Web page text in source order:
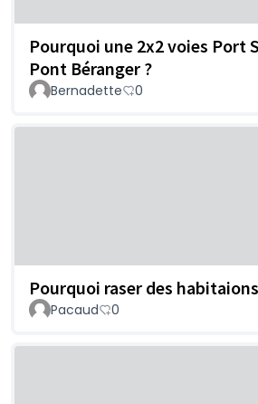
Pourquoi une 2x2 voies Port
Pont Béranger ?
Bernadette 0
Pourquoi raser des
Pacaud 0